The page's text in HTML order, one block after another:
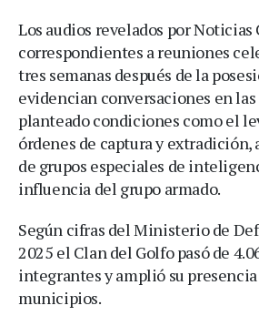
Los audios revelados por Noticias
correspondientes a reuniones
tres semanas después de la
evidencian conversaciones en
planteado condiciones como el
órdenes de captura y
de grupos especiales de
influencia del grupo armado.
Según cifras del Ministerio de
2025 el Clan del Golfo pasó de
integrantes y amplió su presencia
municipios.